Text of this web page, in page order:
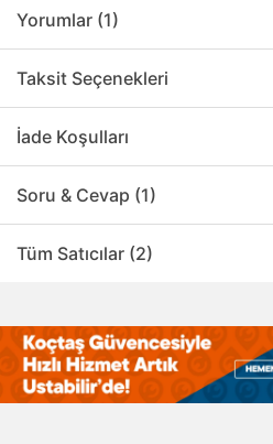
Yorumlar (1)
Taksit Seçenekleri
İade Koşulları
Soru & Cevap (1)
Tüm Satıcılar (2)